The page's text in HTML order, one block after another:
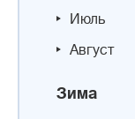
Июль
Август
Зима